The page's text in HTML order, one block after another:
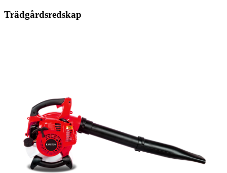
Trädgårdsredskap